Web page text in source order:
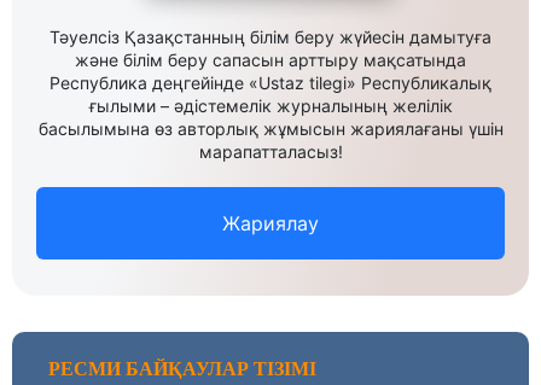
Тәуелсіз Қазақстанның білім беру жүйесін дамытуға
және білім беру сапасын арттыру мақсатында
Республика деңгейінде «Ustaz tilegi» Республикалық
ғылыми – әдістемелік журналының желілік
басылымына өз авторлық жұмысын жариялағаны үшін
марапатталасыз!
Жариялау
РЕСМИ БАЙҚАУЛАР ТІЗІМІ